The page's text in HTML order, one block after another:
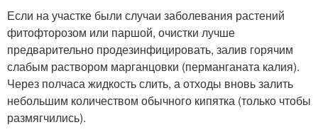
Если на участке были случаи заболевания растений
фитофторозом или паршой, очистки лучше
предварительно продезинфицировать, залив горячим
слабым раствором марганцовки (перманганата калия).
Через полчаса жидкость слить, а отходы вновь залить
небольшим количеством обычного кипятка (только чтобы
размягчились).